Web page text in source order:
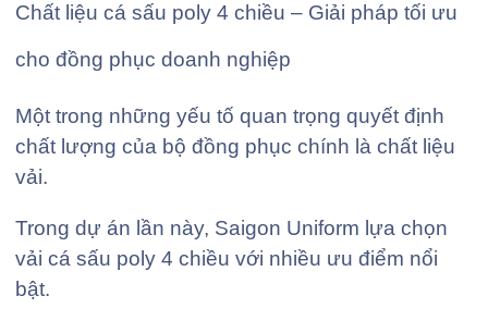
Chất liệu cá sấu poly 4 chiều – Giải pháp tối ưu
cho đồng phục doanh nghiệp
Một trong những yếu tố quan trọng quyết định
chất lượng của bộ đồng phục chính là chất liệu
vải.
Trong dự án lần này, Saigon Uniform lựa chọn
vải cá sấu poly 4 chiều với nhiều ưu điểm nổi
bật.